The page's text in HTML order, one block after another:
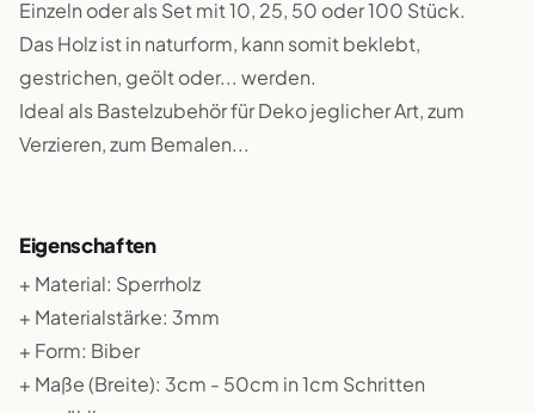
Einzeln oder als Set mit 10, 25, 50 oder 100 Stück.
Das Holz ist in naturform, kann somit beklebt,
gestrichen, geölt oder... werden.
Ideal als Bastelzubehör für Deko jeglicher Art, zum
Verzieren, zum Bemalen...
Eigenschaften
+ Material: Sperrholz
+ Materialstärke: 3mm
+ Form: Biber
+ Maße (Breite): 3cm - 50cm in 1cm Schritten